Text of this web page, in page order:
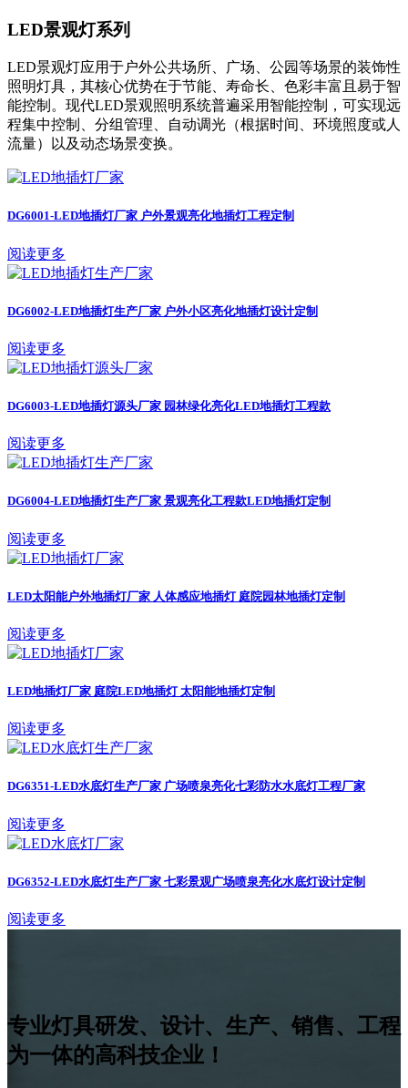
LED景观灯系列
LED景观灯应用于户外公共场所、广场、公园等场景的装饰性
照明灯具，其核心优势在于节能、寿命长、色彩丰富且易于智
能控制‌。‌现代LED景观照明系统普遍采用智能控制，可实现‌远
程集中控制、分组管理、自动调光（根据时间、环境照度或人
流量）以及动态场景变换‌。
DG6001-LED地插灯厂家 户外景观亮化地插灯工程定制
阅读更多
DG6002-LED地插灯生产厂家 户外小区亮化地插灯设计定制
阅读更多
DG6003-LED地插灯源头厂家 园林绿化亮化LED地插灯工程款
阅读更多
DG6004-LED地插灯生产厂家 景观亮化工程款LED地插灯定制
阅读更多
LED太阳能户外地插灯厂家 人体感应地插灯 庭院园林地插灯定制
阅读更多
LED地插灯厂家 庭院LED地插灯 太阳能地插灯定制
阅读更多
DG6351-LED水底灯生产厂家 广场喷泉亮化七彩防水水底灯工程厂家
阅读更多
DG6352-LED水底灯生产厂家 七彩景观广场喷泉亮化水底灯设计定制
阅读更多
专业灯具研发、设计、生产、销售、工程
为一体的高科技企业！